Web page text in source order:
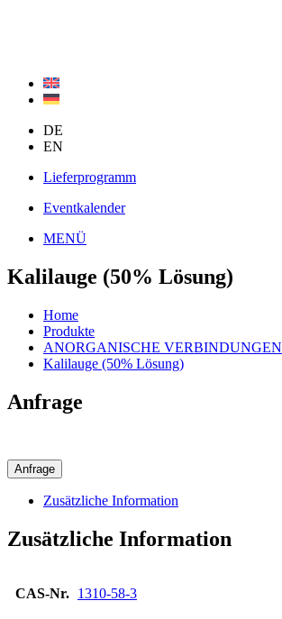
DE
EN
Lieferprogramm
Eventkalender
MENÜ
Kalilauge (50% Lösung)
Home
Produkte
ANORGANISCHE VERBINDUNGEN
Kalilauge (50% Lösung)
Anfrage
Anfrage
Zusätzliche Information
Zusätzliche Information
CAS-Nr. 1310-58-3